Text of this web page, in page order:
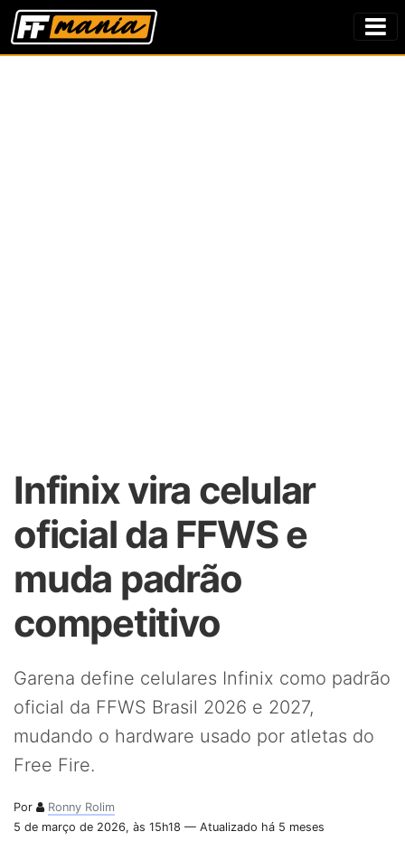
Infinix vira celular
oficial da FFWS e
muda padrão
competitivo
Garena define celulares Infinix como padrão
oficial da FFWS Brasil 2026 e 2027,
mudando o hardware usado por atletas do
Free Fire.
Por
Ronny Rolim
5 de março de 2026, às 15h18 — Atualizado há 5 meses